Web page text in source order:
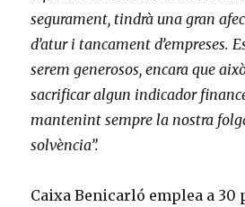
segurament, tindrà una gran
d’atur i tancament d’empreses.
serem generosos, encara que
sacrificar algun indicador
mantenint sempre la nostra
solvència”.
Caixa Benicarló emplea a 30